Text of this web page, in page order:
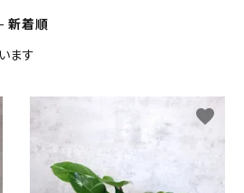
その他
-新着順
ます
favorite